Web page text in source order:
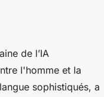
de l’IA
l'homme et la
sophistiqués, a